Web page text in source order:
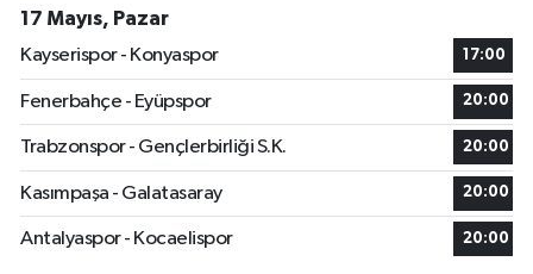
17 Mayıs, Pazar
Kayserispor - Konyaspor
17:00
Fenerbahçe - Eyüpspor 20:00
Trabzonspor - Gençlerbirliği S.K. 20:00
Kasımpaşa - Galatasaray 20:00
Antalyaspor - Kocaelispor 20:00